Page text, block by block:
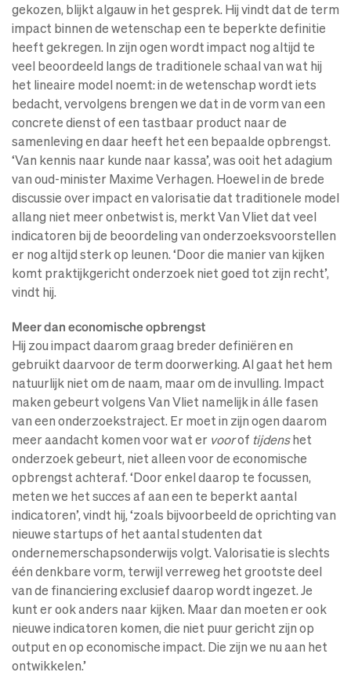
gekozen, blijkt algauw in het gesprek. Hij vindt dat de term
impact binnen de wetenschap een te beperkte definitie
heeft gekregen. In zijn ogen wordt impact nog altijd te
veel beoordeeld langs de traditionele schaal van wat hij
het lineaire model noemt: in de wetenschap wordt iets
bedacht, vervolgens brengen we dat in de vorm van een
concrete dienst of een tastbaar product naar de
samenleving en daar heeft het een bepaalde opbrengst.
‘Van kennis naar kunde naar kassa’, was ooit het adagium
van oud-minister Maxime Verhagen. Hoewel in de brede
discussie over impact en valorisatie dat traditionele model
allang niet meer onbetwist is, merkt Van Vliet dat veel
indicatoren bij de beoordeling van onderzoeksvoorstellen
er nog altijd sterk op leunen. ‘Door die manier van kijken
komt praktijkgericht onderzoek niet goed tot zijn recht’,
vindt hij.
Meer dan economische opbrengst
Hij zou impact daarom graag breder definiëren en
gebruikt daarvoor de term doorwerking. Al gaat het hem
natuurlijk niet om de naam, maar om de invulling. Impact
maken gebeurt volgens Van Vliet namelijk in álle fasen
van een onderzoekstraject. Er moet in zijn ogen daarom
meer aandacht komen voor wat er voorof tijdenshet
onderzoek gebeurt, niet alleen voor de economische
opbrengst achteraf. ‘Door enkel daarop te focussen,
meten we het succes af aan een te beperkt aantal
indicatoren’, vindt hij, ‘zoals bijvoorbeeld de oprichting van
nieuwe startups of het aantal studenten dat
ondernemerschapsonderwijs volgt. Valorisatie is slechts
één denkbare vorm, terwijl verreweg het grootste deel
van de financiering exclusief daarop wordt ingezet. Je
kunt er ook anders naar kijken. Maar dan moeten er ook
nieuwe indicatoren komen, die niet puur gericht zijn op
output en op economische impact. Die zijn we nu aan het
ontwikkelen.’